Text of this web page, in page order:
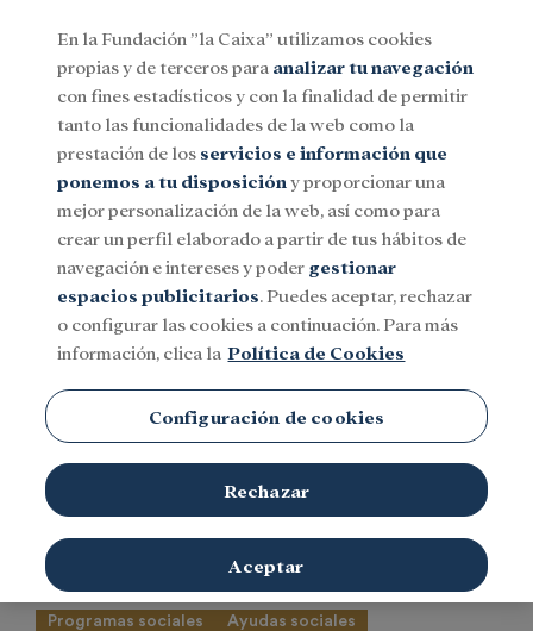
Menu
SocialInvestigación y becasCultura
Inma, madre usuaria de CaixaProinfancia y Mónica San Julián,
trabajadora social de Save the Children, conversando.
Programas sociales Ayudas sociales
En la Fundación ”la Caixa” utilizamos cookies
propias y de terceros para analizar tu navegación
con fines estadísticos y con la finalidad de permitir
tanto las funcionalidades de la web como la
prestación de los servicios e información que
ponemos a tu disposición y proporcionar una
mejor personalización de la web, así como para
crear un perfil elaborado a partir de tus hábitos de
navegación e intereses y poder gestionar
espacios publicitarios. Puedes aceptar, rechazar
o configurar las cookies a continuación. Para más
información, clica la Política de Cookies
Configuración de cookies
Rechazar
Aceptar